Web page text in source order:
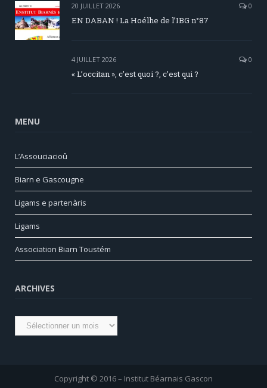
20 JUILLET 2026 0
EN DABAN ! La Hoélhe de l’IBG n°87
4 JUILLET 2026 0
« L’occitan », c’est quoi ?, c’est qui ?
MENU
L’Assouciacioû
Biarn e Gascougne
Ligams e partenàris
Ligams
Association Biarn Toustém
ARCHIVES
Archives
Copyright © 2016 – Institut Béarnais Gascon